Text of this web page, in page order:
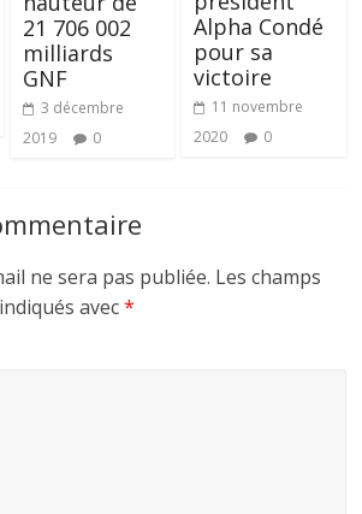
21 706 002
milliards
GNF
3 décembre
2019
0
Alpha Condé
pour sa
victoire
11 novembre
2020
0
ne sera pas publiée. Les champs
avec*